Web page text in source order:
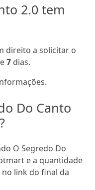
2.0 tem
direito a solicitar o
7 dias.
Do Canto
O Segredo Do
e a quantidade
link do final da